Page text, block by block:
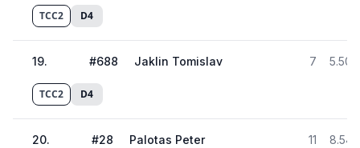
TCC2 D4
19. #688 Jaklin Tomislav 7 5.504
TCC2 D4
20. #28 Palotas Peter 11 8.542